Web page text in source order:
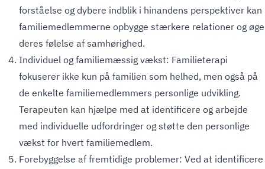
forståelse og dybere indblik i hinandens perspektiver kan
familiemedlemmerne opbygge stærkere relationer og øge
deres følelse af samhørighed.
Individuel og familiemæssig vækst: Familieterapi
fokuserer ikke kun på familien som helhed, men også på
de enkelte familiemedlemmers personlige udvikling.
Terapeuten kan hjælpe med at identificere og arbejde
med individuelle udfordringer og støtte den personlige
vækst for hvert familiemedlem.
Forebyggelse af fremtidige problemer: Ved at identificere